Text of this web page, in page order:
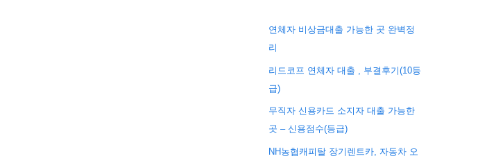
연체자 비상금대출 가능한 곳 완벽정
리
리드코프 연체자 대출 , 부결후기(10등
급)
무직자 신용카드 소지자 대출 가능한
곳 – 신용점수(등급)
NH농협캐피탈 장기렌트카, 자동차 오